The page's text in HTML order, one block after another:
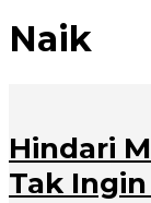
Naik
Hindari
Tak